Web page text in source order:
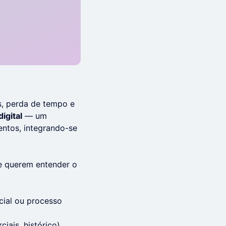
perda de tempo e
— um
integrando-se
querem entender o
ou processo